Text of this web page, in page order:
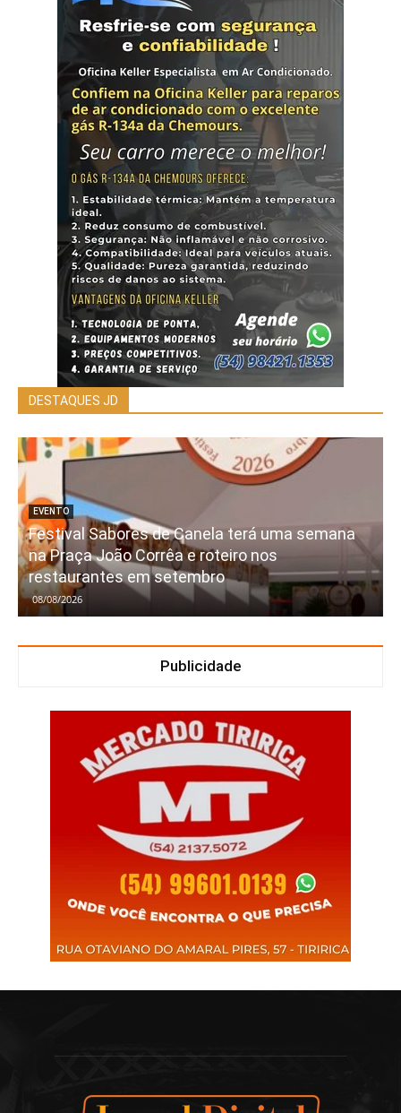
DESTAQUES JD
EVENTO
Festival Sabores de Canela terá uma semana
na Praça João Corrêa e roteiro nos
restaurantes em setembro
08/08/2026
Publicidade